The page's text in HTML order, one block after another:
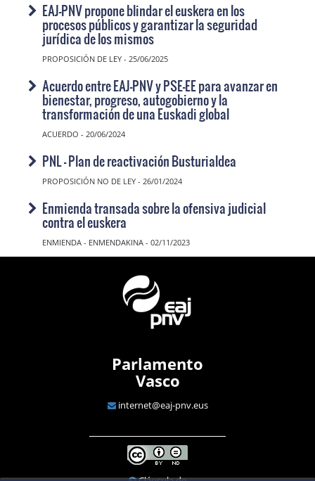
EAJ-PNV propone blindar el euskera en los
procesos públicos y garantizar la seguridad
jurídica de los mismos
PROPOSICIÓN DE LEY - 25/06/2025
Acuerdo entre EAJ-PNV y PSE-EE para avanzar en
bienestar, progreso, autogobierno y la
transformación de una Euskadi global
ACUERDO - 20/06/2024
PNL - Plan de reactivación Busturialdea
PROPOSICIÓN NO DE LEY - 26/01/2024
Enmienda transada sobre la ofensiva judicial
contra el euskera
ENMIENDA - ENMENDAKINA - 02/11/2023
Parlamento
Vasco
internet@eaj-pnv.eus